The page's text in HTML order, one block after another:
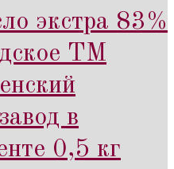
экстра 83%
ТМ
в
0,5 кг